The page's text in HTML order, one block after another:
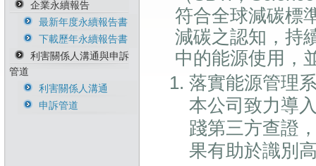
能源管理政策
溫室氣體政策
生物多樣性暨不毀林
承諾
人才永續政策
職安衛政策
反歧視與反騷擾政策
誠信與道德政策暨執
行方針
風險管理政策暨執行
方針
衝突礦產管理政策
稅務政策與管理辦法
企業永續報告
最新年度永續報告書
下載歷年永續報告書
利害關係人溝通與申訴
管道
利害關係人溝通
申訴管道
符合全球減碳標
減碳之認知，持
中的能源使用，
落實能源管理
本公司致力導
踐第三方查證
果有助於識別